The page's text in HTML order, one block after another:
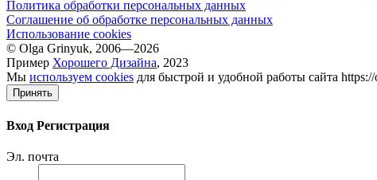
Политика обработки персональных данных
Соглашение об обработке персональных данных
Использование cookies
© Olga Grinyuk, 2006—2026
Пример Хорошего Дизайна, 2023
Мы используем cookies для быстрой и удобной работы сайта
Принять
Вход Регистрация
Эл. почта